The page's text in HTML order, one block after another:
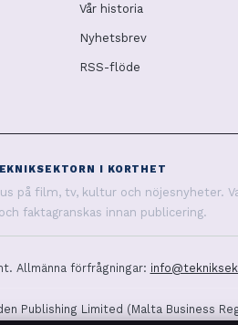
Vår historia
Nyhetsbrev
RSS-flöde
I KORTHET
på film, tv, kultur och nöjesnyheter.
faktagranskas innan publicering.
Allmänna förfrågningar:
Publishing Limited (Malta Business